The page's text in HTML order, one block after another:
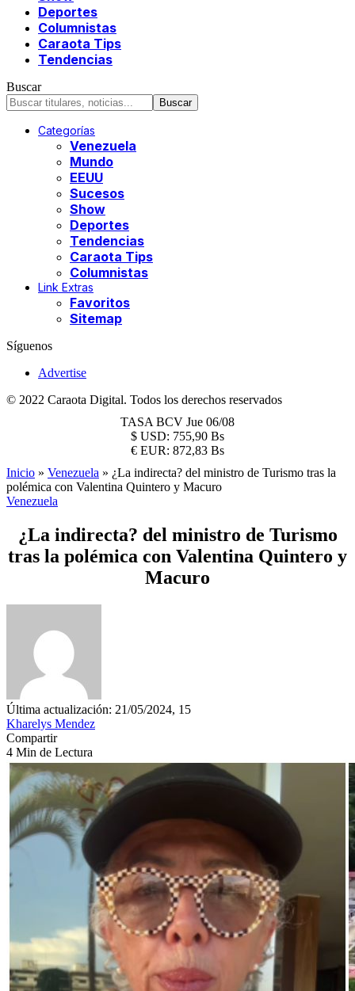
Deportes
Columnistas
Caraota Tips
Tendencias
Buscar
Categorías
Venezuela
Mundo
EEUU
Sucesos
Show
Deportes
Tendencias
Caraota Tips
Columnistas
Link Extras
Favoritos
Sitemap
Síguenos
Advertise
© 2022 Caraota Digital. Todos los derechos reservados
TASA BCV Jue 06/08
$ USD: 755,90 Bs
€ EUR: 872,83 Bs
Inicio » Venezuela » ¿La indirecta? del ministro de Turismo tras la
polémica con Valentina Quintero y Macuro
Venezuela
¿La indirecta? del ministro de Turismo
tras la polémica con Valentina Quintero y
Macuro
Última actualización: 21/05/2024, 15
Kharelys Mendez
Compartir
4 Min de Lectura